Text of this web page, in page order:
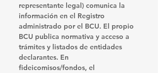
representante legal) comunica la
información en el Registro
administrado por el BCU. El propio
BCU publica normativa y acceso a
trámites y listados de entidades
declarantes. En
fideicomisos/fondos, el